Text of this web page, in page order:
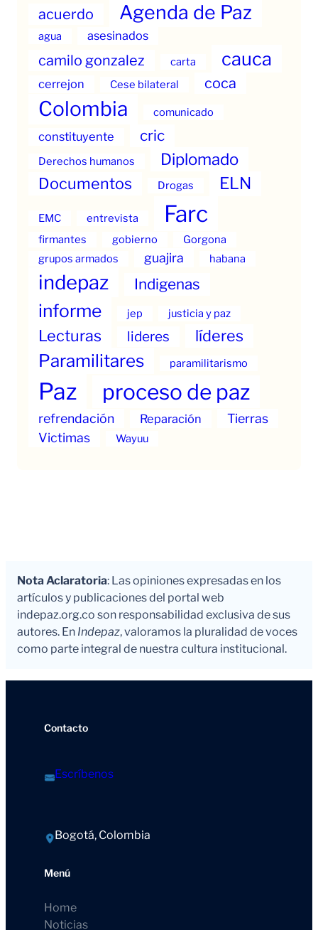
acuerdo Agenda de Paz
agua asesinados
camilo gonzalez carta cauca
cerrejon Cese bilateral coca
Colombia comunicado
constituyente cric
Derechos humanos Diplomado
Documentos Drogas ELN
EMC entrevista Farc
firmantes gobierno
Gorgona
grupos armados
guajira habana
indepaz Indigenas
informe jep justicia y paz
Lecturas lideres líderes
Paramilitares paramilitarismo
Paz proceso de paz
refrendación Reparación
Tierras
Victimas
Wayuu
Nota Aclaratoria: Las opiniones expresadas en los
artículos y publicaciones del portal web
indepaz.org.co son responsabilidad exclusiva de sus
autores. En Indepaz, valoramos la pluralidad de voces
como parte integral de nuestra cultura institucional.
Contacto
Escríbenos
Bogotá, Colombia
Menú
Home
Noticias